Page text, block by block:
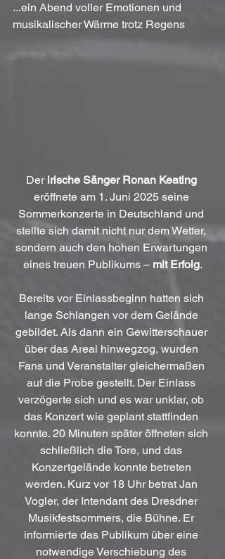
...ein Abend voller Emotionen und
musikalischer Wärme trotz Regens
Der irische Sänger Ronan Keating
eröffnete am 1. Juni 2025 seine
Sommerkonzerte in Deutschland und
stellte sich damit nicht nur dem Wetter,
sondern auch den hohen Erwartungen
eines treuen Publikums – mit Erfolg.
Bereits vor Einlassbeginn hatten sich
lange Schlangen vor dem Gelände
gebildet. Als dann ein Gewitterschauer
über das Areal hinwegzog, wurden
Fans und Veranstalter gleichermaßen
auf die Probe gestellt. Der Einlass
verzögerte sich und es war unklar, ob
das Konzert wie geplant stattfinden
konnte. 20 Minuten später öffneten sich
schließlich die Tore, und das
Konzertgelände konnte betreten
werden. Kurz vor 18 Uhr betrat Jan
Vogler, der Intendant des Dresdner
Musikfestsommers, die Bühne. Er
informierte das Publikum über eine
notwendige Verschiebung des